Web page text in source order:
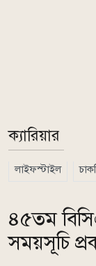
ক্যারিয়ার
লাইফস্টাইল
৪৫তম
সময়সূচি